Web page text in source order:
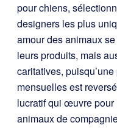
pour chiens,
designers les plus
amour des animaux
leurs produits, mais
caritatives,
mensuelles est
lucratif qui œuvre pour
animaux de